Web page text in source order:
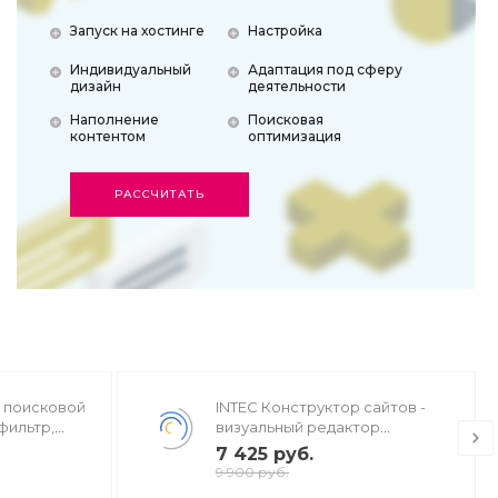
Запуск на хостинге
Индивидуальный
дизайн
Наполнение
контентом
Настройка
Адаптация под сферу
деятельности
Поисковая
оптимизация
РАССЧИТАТЬ
поисковой
H1,
INTEC Конструктор сайтов -
визуальный редактор
структуры и дизайна
7 425 руб.
9 900 руб.